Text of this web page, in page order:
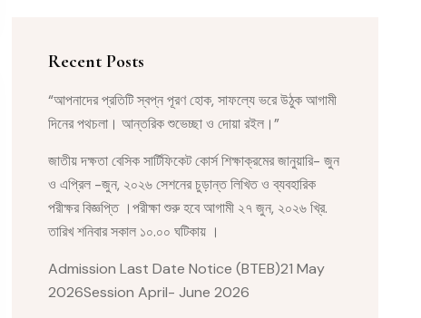
Recent Posts
“আপনাদের প্রতিটি স্বপ্ন পূরণ হোক, সাফল্যে ভরে উঠুক আগামী
দিনের পথচলা। আন্তরিক শুভেচ্ছা ও দোয়া রইল।”
জাতীয় দক্ষতা বেসিক সার্টিফিকেট কোর্স শিক্ষাক্রমের জানুয়ারি- জুন
ও এপ্রিল -জুন, ২০২৬ সেশনের চুড়ান্ত লিখিত ও ব্যবহারিক
পরীক্ষর বিজ্ঞপ্তি ।পরীক্ষা শুরু হবে আগামী ২৭ জুন, ২০২৬ খ্রি.
তারিখ শনিবার সকাল ১০.০০ ঘটিকায় ।
Admission Last Date Notice (BTEB)21 May
2026Session April- June 2026